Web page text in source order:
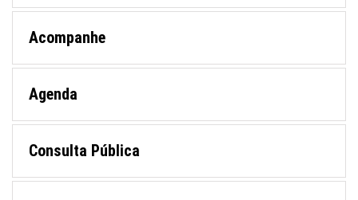
Acompanhe
Agenda
Consulta Pública